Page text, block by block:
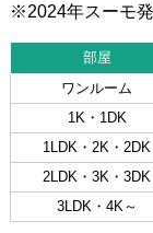
※2024年スーモ発
部屋
ワンルーム
1K・1DK
1LDK・2K・2DK
2LDK・3K・3DK
3LDK・4K～